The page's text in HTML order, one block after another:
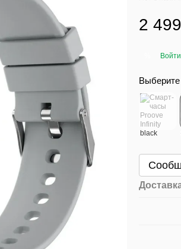
2
Войти
Выберите